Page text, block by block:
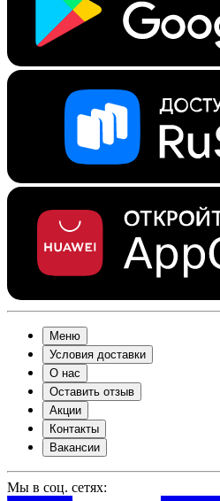
Меню
Условия доставки
О нас
Оставить отзыв
Акции
Контакты
Вакансии
Мы в соц. сетях: